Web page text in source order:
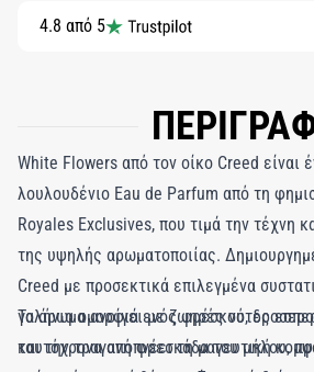
4.8 από 5
White Flowers από τον οίκο Creed είναι
λουλουδένιο Eau de Parfum από τη
Royales Exclusives, που τιμά την τέχνη
της υψηλής αρωματοποιίας.
Creed με προσεκτικά επιλεγμένα
γαλήνια ομορφιά ενός φρέσκου,
ταυτόχρονα αποπνέει τη μαγευτική
Το άρωμα ανοίγει με ζωηρές νότες
και την τραγανή φρεσκάδα του μήλου,